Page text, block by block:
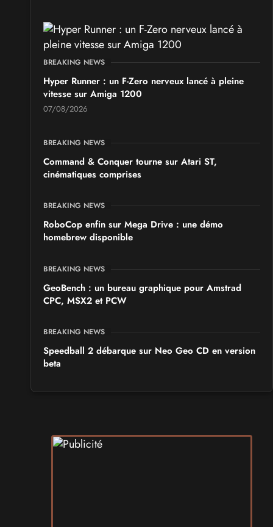
BREAKING NEWS
Hyper Runner : un F-Zero nerveux lancé à pleine
vitesse sur Amiga 1200
07/08/2026
BREAKING NEWS
Command & Conquer tourne sur Atari ST,
cinématiques comprises
BREAKING NEWS
RoboCop enfin sur Mega Drive : une démo
homebrew disponible
BREAKING NEWS
GeoBench : un bureau graphique pour Amstrad
CPC, MSX2 et PCW
BREAKING NEWS
Speedball 2 débarque sur Neo Geo CD en version
beta